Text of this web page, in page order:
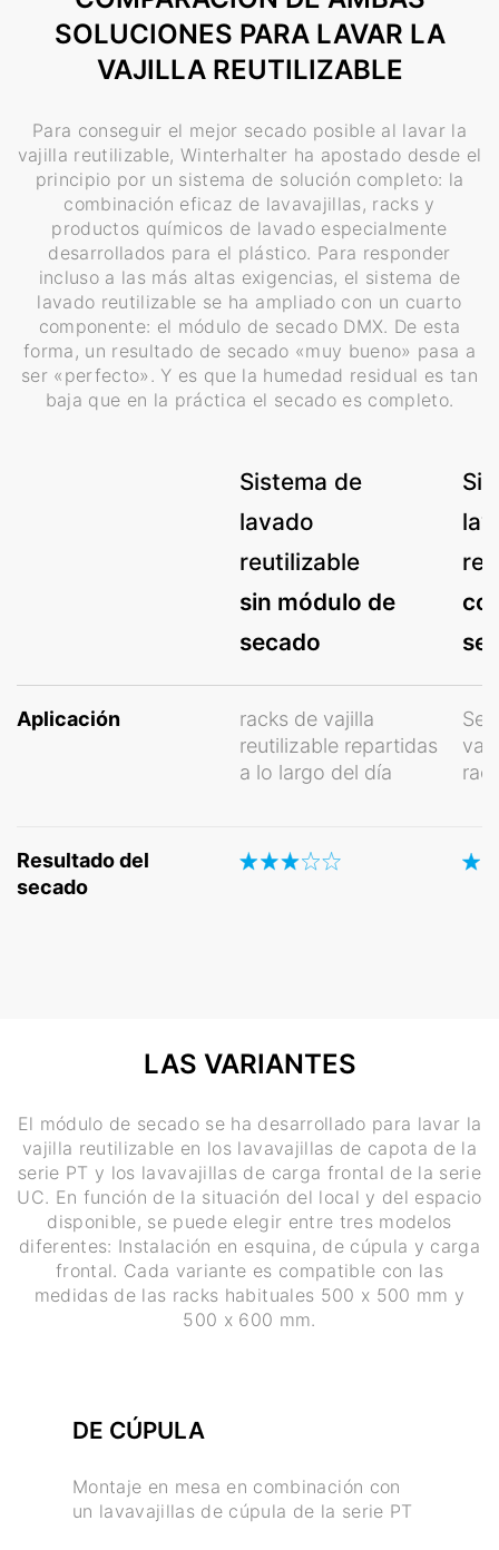
SOLUCIONES PARA LAVAR LA
VAJILLA REUTILIZABLE
Para conseguir el mejor secado posible al lavar la
vajilla reutilizable, Winterhalter ha apostado desde el
principio por un sistema de solución completo: la
combinación eficaz de lavavajillas, racks y
productos químicos de lavado especialmente
desarrollados para el plástico. Para responder
incluso a las más altas exigencias, el sistema de
lavado reutilizable se ha ampliado con un cuarto
componente: el módulo de secado DMX. De esta
forma, un resultado de secado «muy bueno» pasa a
ser «perfecto». Y es que la humedad residual es tan
baja que en la práctica el secado es completo.
Sistema de
lavado
reutilizable
sin módulo de
secado
Aplicación
racks de vajilla
reutilizable repartidas
a lo largo del día
Resultado del
secado
LAS VARIANTES
El módulo de secado se ha desarrollado para lavar la
vajilla reutilizable en los lavavajillas de capota de la
serie PT y los lavavajillas de carga frontal de la serie
UC. En función de la situación del local y del espacio
disponible, se puede elegir entre tres modelos
diferentes: Instalación en esquina, de cúpula y carga
frontal. Cada variante es compatible con las
medidas de las racks habituales 500 x 500 mm y
500 x 600 mm.
DE CÚPULA
Montaje en mesa en combinación con
un lavavajillas de cúpula de la serie PT